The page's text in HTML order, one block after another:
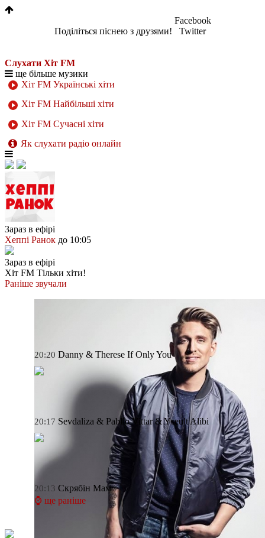
Поділіться піснею з друзями!
Facebook
Twitter
Слухати Хіт FM
ще більше музики
Хіт FM Українські хіти
Хіт FM Найбільші хіти
Хіт FM Сучасні хіти
Як слухати радіо онлайн
Зараз в ефірі
Хеппі Ранок до 10:05
Зараз в ефірі
Хіт FM Тільки хіти!
Раніше звучали
20:20 Danny & Therese If Only You
20:17 Sevdaliza & Pabllo Vittar & YseultAlibi
20:13 Скрябін Мам
⌚ ще раніше